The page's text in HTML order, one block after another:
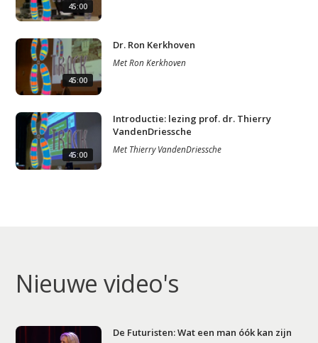
Studium Generale
Agenda
Video
45:00
45:00
Dr. Ron Kerkhoven
MetRon Kerkhoven
45:00
Introductie: lezing prof. dr. Thierry
VandenDriessche
MetThierry VandenDriessche
Nieuwe video's
De Futuristen: Wat een man óók kan zijn